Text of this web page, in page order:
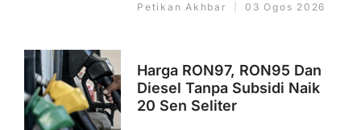
Petikan Akhbar 03 Ogos 2026
Harga RON97, RON95 Dan
Diesel Tanpa Subsidi Naik
20 Sen Seliter